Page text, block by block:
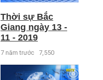
Thời sự Bắc
Giang ngày 13 -
11 - 2019
7 năm trước 7,550